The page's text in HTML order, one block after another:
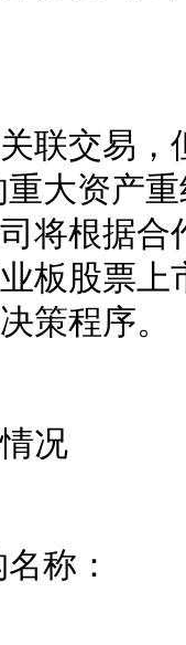
联交易
大资产
将根据
板股票
策程序。
况
称：